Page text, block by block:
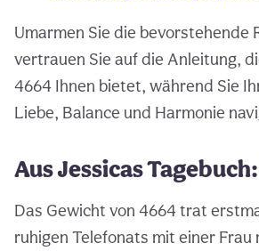
Umarmen Sie die bevorstehende
vertrauen Sie auf die Anleitung,
4664 Ihnen bietet, während Sie
Liebe, Balance und Harmonie
Aus Jessicas
Das Gewicht von 4664 trat
ruhigen Telefonats mit einer Frau